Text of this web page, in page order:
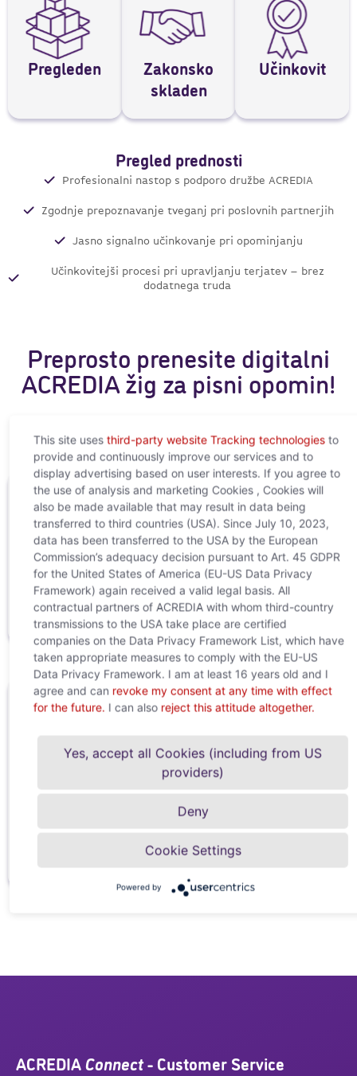
Pregleden
Zakonsko
skladen
Učinkovit
Pregled prednosti
Profesionalni nastop s podporo družbe ACREDIA
Zgodnje prepoznavanje tveganj pri poslovnih partnerjih
Jasno signalno učinkovanje pri opominjanju
Učinkovitejši procesi pri upravljanju terjatev – brez
dodatnega truda
Preprosto prenesite digitalni
ACREDIA žig za pisni opomin!
Prenos
pisni
opomin
Pogoji
Primeri
uporabe
Imate vprašanja ali potrebujete
Vaše kontaktne osebe v centru za pomoč
strankam vam bodo z veseljem pomagale:
customer.relations@acredia.at
+43 (0)5 01 02 - 5555
ACREDIA Connect- Customer Service
This site uses third-party website Tracking technologiesto
provide and continuously improve our services and to
display advertising based on user interests. If you agree to
the use of analysis and marketing Cookies , Cookies will
also be made available that may result in data being
transferred to third countries (USA). Since July 10, 2023,
data has been transferred to the USA by the European
Commission’s adequacy decision pursuant to Art. 45 GDPR
for the United States of America (EU-US Data Privacy
Framework) again received a valid legal basis. All
contractual partners of ACREDIA with whom third-country
transmissions to the USA take place are certified
companies on the Data Privacy Framework List, which have
taken appropriate measures to comply with the EU-US
Data Privacy Framework. I am at least 16 years old and I
agree and can revoke my consent at any time with effect
for the future. I can also reject this attitude altogether.
Yes, accept all Cookies (including from US
providers)
Deny
Cookie Settings
Powered by